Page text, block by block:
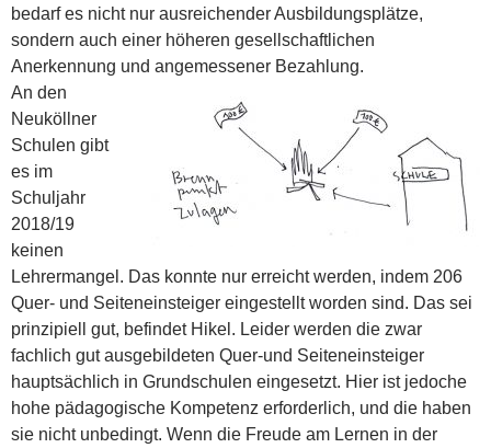
bedarf es nicht nur ausreichender Ausbildungsplätze,
sondern auch einer höheren gesellschaftlichen
Anerkennung und angemessener Bezahlung.
An den
Neuköllner
Schulen gibt
es im
Schuljahr
2018/19
keinen
Lehrermangel. Das konnte nur erreicht werden, indem 206
Quer- und Seiteneinsteiger eingestellt worden sind. Das sei
prinzipiell gut, befindet Hikel. Leider werden die zwar
fachlich gut ausgebildeten Quer-und Seiteneinsteiger
hauptsächlich in Grundschulen eingesetzt. Hier ist jedoche
hohe pädagogische Kompetenz erforderlich, und die haben
sie nicht unbedingt. Wenn die Freude am Lernen in der